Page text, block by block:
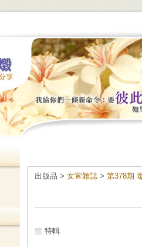
出版品 > 女宣雜誌 > 第378期
特輯